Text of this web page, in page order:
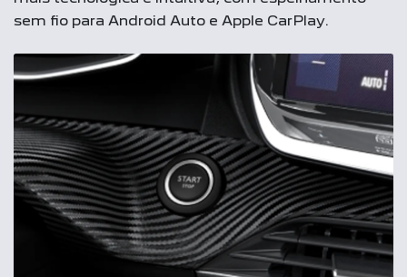
sem fio para Android Auto e Apple CarPlay.